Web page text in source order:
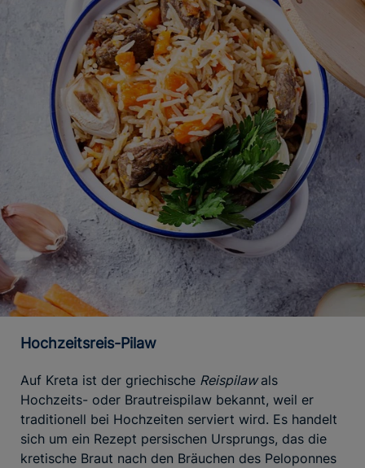
Hochzeitsreis-Pilaw
Auf Kreta ist der griechische Reispilawals
Hochzeits- oder Brautreispilaw bekannt, weil er
traditionell bei Hochzeiten serviert wird. Es handelt
sich um ein Rezept persischen Ursprungs, das die
kretische Braut nach den Bräuchen des Peloponnes